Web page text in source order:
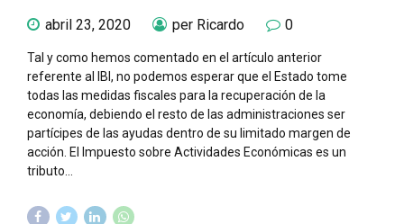
abril 23, 2020 per Ricardo 0
Tal y como hemos comentado en el artículo anterior
referente al IBI, no podemos esperar que el Estado tome
todas las medidas fiscales para la recuperación de la
economía, debiendo el resto de las administraciones ser
partícipes de las ayudas dentro de su limitado margen de
acción. El Impuesto sobre Actividades Económicas es un
tributo...